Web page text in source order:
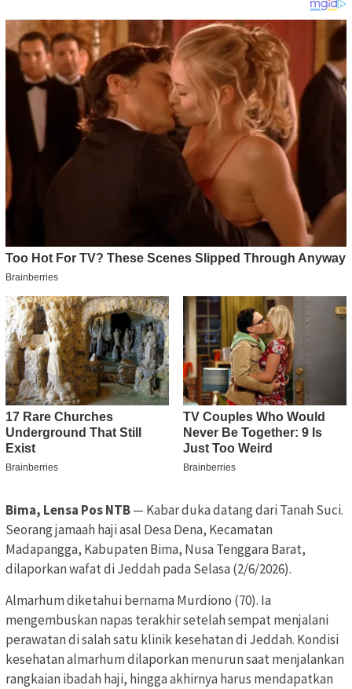
Bima, Lensa Pos NTB— Kabar duka datang dari Tanah Suci.
Seorang jamaah haji asal Desa Dena, Kecamatan
Madapangga, Kabupaten Bima, Nusa Tenggara Barat,
dilaporkan wafat di Jeddah pada Selasa (2/6/2026).
Almarhum diketahui bernama Murdiono (70). Ia
mengembuskan napas terakhir setelah sempat menjalani
perawatan di salah satu klinik kesehatan di Jeddah. Kondisi
kesehatan almarhum dilaporkan menurun saat menjalankan
rangkaian ibadah haji, hingga akhirnya harus mendapatkan